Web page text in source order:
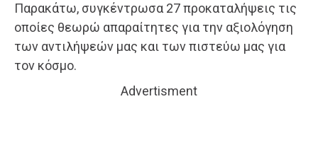
Παρακάτω, συγκέντρωσα 27 προκαταλήψεις τις
οποίες θεωρώ απαραίτητες για την αξιολόγηση
των αντιλήψεών μας και των πιστεύω μας για
τον κόσμο.
Advertisment